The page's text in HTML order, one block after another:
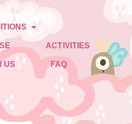
ACTIVITIES
US FAQ